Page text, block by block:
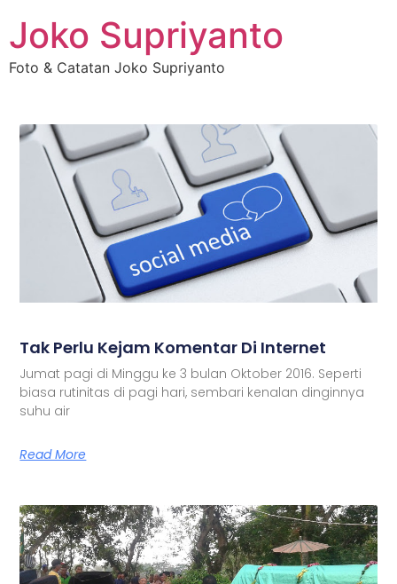
Joko Supriyanto
Foto & Catatan Joko Supriyanto
Tak Perlu Kejam Komentar Di Internet
Jumat pagi di Minggu ke 3 bulan Oktober 2016. Seperti
biasa rutinitas di pagi hari, sembari kenalan dinginnya
suhu air
Read More